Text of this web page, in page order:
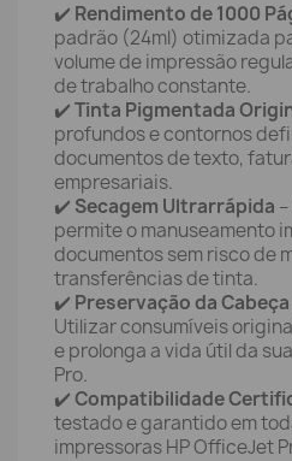
✔️ Rendimento de 1000
padrão (24ml) otimizada
volume de impressão
de trabalho constante.
✔️Tinta Pigmentada
profundos e contornos
documentos de texto,
empresariais.
✔️ Secagem Ultrarrápida
permite o manuseamento
documentos sem risco de
transferências de tinta.
✔️ Preservação da
Utilizar consumíveis
e prolonga a vida útil da
Pro.
✔️Compatibilidade
testado e garantido em
impressoras HP OfficeJet